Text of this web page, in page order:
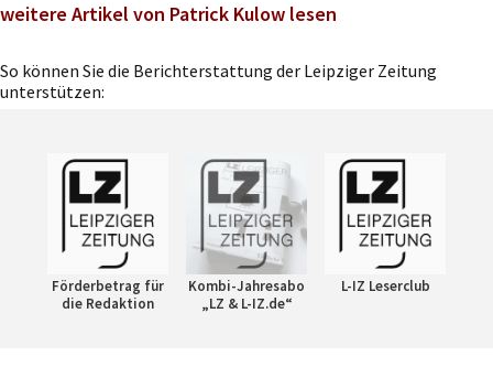
weitere Artikel von Patrick Kulow lesen
So können Sie die Berichterstattung der Leipziger Zeitung
unterstützen:
Förderbetrag für
die Redaktion
Kombi-Jahresabo
„LZ & L-IZ.de“
L-IZ Leserclub